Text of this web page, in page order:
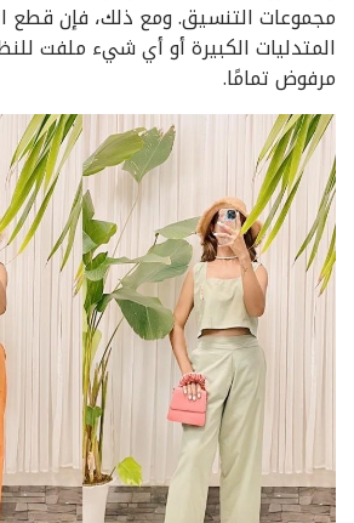
مجموعات التنسيق. ومع ذلك، فإن قطع
المتدليات الكبيرة أو أي شيء ملفت
مرفوض تمامًا.